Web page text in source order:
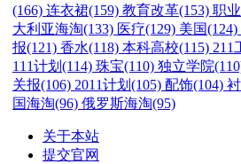
(166) 连衣裙(159) 教育改革(153) 职
大利亚海淘(133) 医疗(129) 美国(124)
报(121) 香水(118) 本科高校(115) 211
111计划(114) 珠宝(110) 独立学院
关报(106) 2011计划(105) 配饰(104)
国海淘(96) 俄罗斯海淘(95)
关于本站
提交官网